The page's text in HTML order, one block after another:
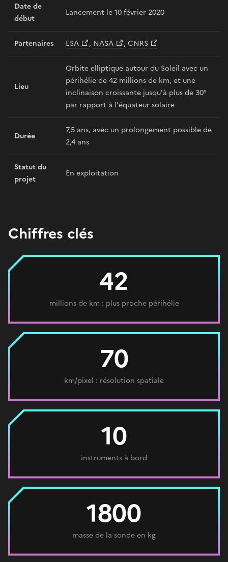
Date de
début
Lancement le 10 février 2020
Partenaires ESA , NASA , CNRS
Lieu
Orbite elliptique autour du Soleil avec un
périhélie de 42 millions de km, et une
inclinaison croissante jusqu'à plus de 30°
par rapport à l'équateur solaire
Durée
7,5 ans, avec un prolongement possible de
2,4 ans
Statut du
projet
En exploitation
Chiffres clés
42
millions de km : plus proche périhélie
70
km/pixel : résolution spatiale
10
instruments à bord
1800
masse de la sonde en kg